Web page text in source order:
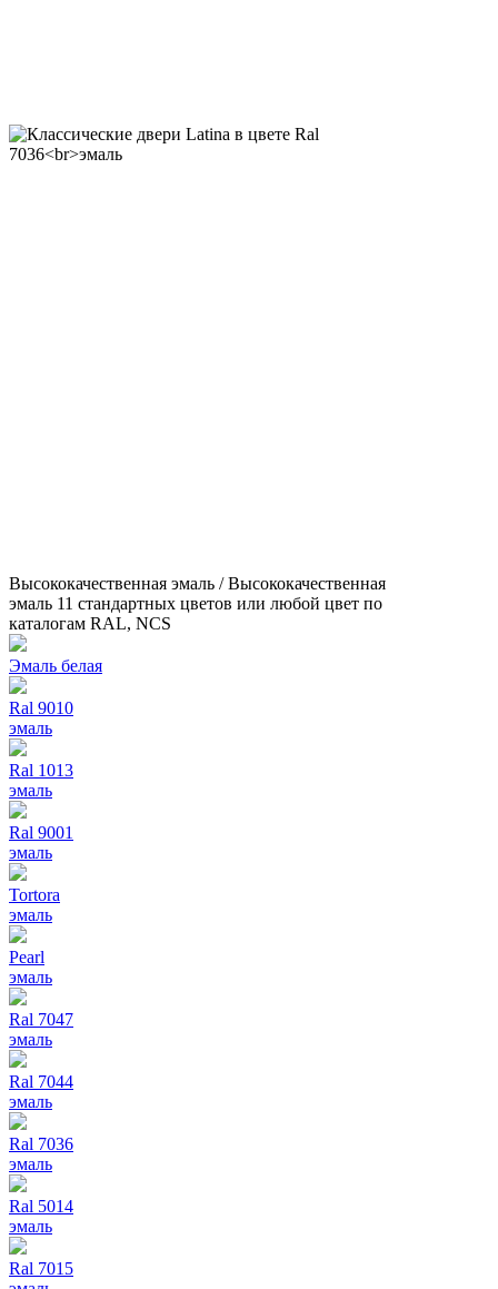
Высококачественная эмаль / Высококачественная
эмаль 11 стандартных цветов или любой цвет по
каталогам RAL, NCS
Эмаль белая
Ral 9010
эмаль
Ral 1013
эмаль
Ral 9001
эмаль
Tortora
эмаль
Pearl
эмаль
Ral 7047
эмаль
Ral 7044
эмаль
Ral 7036
эмаль
Ral 5014
эмаль
Ral 7015